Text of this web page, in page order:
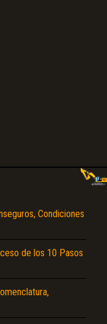
Condiciones
de los 10 Pasos